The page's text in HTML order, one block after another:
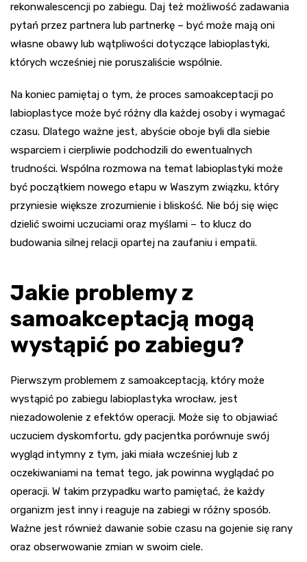
rekonwalescencji po zabiegu. Daj też możliwość zadawania
pytań przez partnera lub partnerkę – być może mają oni
własne obawy lub wątpliwości dotyczące labioplastyki,
których wcześniej nie poruszaliście wspólnie.
Na koniec pamiętaj o tym, że proces samoakceptacji po
labioplastyce może być różny dla każdej osoby i wymagać
czasu. Dlatego ważne jest, abyście oboje byli dla siebie
wsparciem i cierpliwie podchodzili do ewentualnych
trudności. Wspólna rozmowa na temat labioplastyki może
być początkiem nowego etapu w Waszym związku, który
przyniesie większe zrozumienie i bliskość. Nie bój się więc
dzielić swoimi uczuciami oraz myślami – to klucz do
budowania silnej relacji opartej na zaufaniu i empatii.
Jakie problemy z
samoakceptacją mogą
wystąpić po zabiegu?
Pierwszym problemem z samoakceptacją, który może
wystąpić po zabiegu labioplastyka wrocław, jest
niezadowolenie z efektów operacji. Może się to objawiać
uczuciem dyskomfortu, gdy pacjentka porównuje swój
wygląd intymny z tym, jaki miała wcześniej lub z
oczekiwaniami na temat tego, jak powinna wyglądać po
operacji. W takim przypadku warto pamiętać, że każdy
organizm jest inny i reaguje na zabiegi w różny sposób.
Ważne jest również dawanie sobie czasu na gojenie się rany
oraz obserwowanie zmian w swoim ciele.